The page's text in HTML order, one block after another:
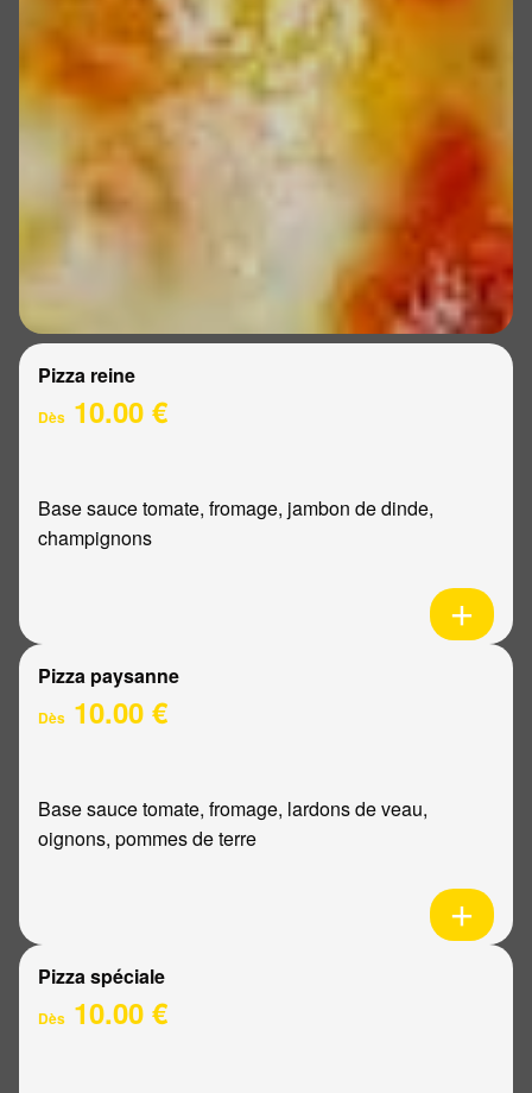
Pizza reine
Dès 10.00 €
Base sauce tomate, fromage, jambon de dinde,
champignons
Pizza paysanne
Dès 10.00 €
Base sauce tomate, fromage, lardons de veau,
oignons, pommes de terre
Pizza spéciale
Dès 10.00 €